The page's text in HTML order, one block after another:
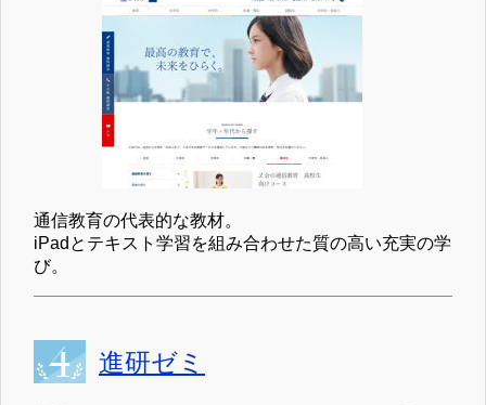
通信教育の代表的な教材。
iPadとテキスト学習を組み合わせた質の高い充実の学
び。
進研ゼミ